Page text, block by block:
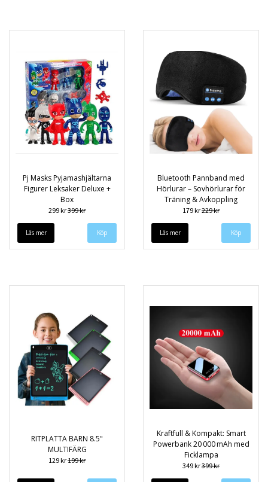
Pj Masks Pyjamashjältarna
Figurer Leksaker Deluxe +
Box
299 kr399 kr
Läs mer
Bluetooth Pannband med
Hörlurar – Sovhörlurar för
Träning & Avkoppling
179 kr229 kr
Läs mer Köp
RITPLATTA BARN 8.5"
MULTIFÄRG
129 kr199 kr
Kraftfull & Kompakt: Smart
Powerbank 20 000 mAh med
Ficklampa
349 kr399 kr